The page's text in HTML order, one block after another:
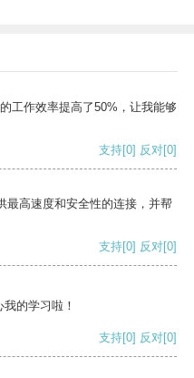
工作效率提高了50%，让我能够
支持[0] 反对[0]
最高速度和安全性的连接，并帮
支持[0] 反对[0]
的学习啦！
支持[0] 反对[0]